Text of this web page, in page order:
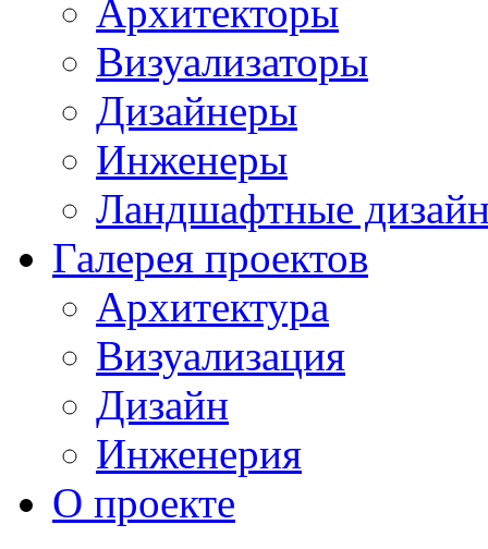
Архитекторы
Визуализаторы
Дизайнеры
Инженеры
Ландшафтные
Галерея проектов
Архитектура
Визуализация
Дизайн
Инженерия
О проекте